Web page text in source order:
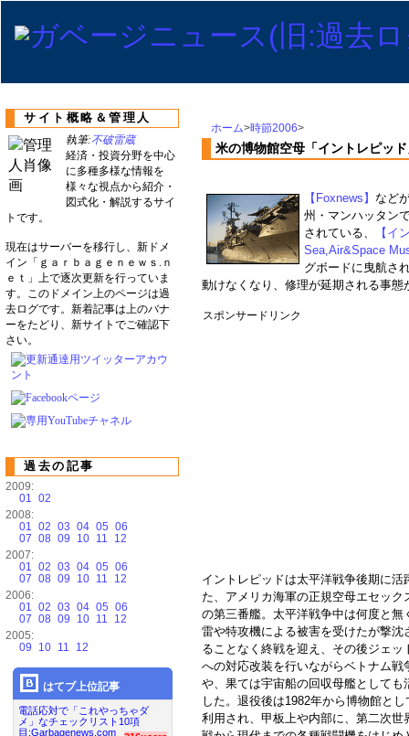
ホーム>時節2006>
米の博物館空母「イントレピッ
【Foxnews】 など
州・マンハッタン
されている、
【イ
Sea,Air&Space
グボードに曳航さ
動けなくなり、修理が延期される事態
スポンサードリンク
イントレピッドは太平洋戦争後期に活
た、アメリカ海軍の正規空母エセック
の第三番艦。太平洋戦争中は何度と無
雷や特攻機による被害を受けたが撃沈
ることなく終戦を迎え、その後ジェッ
への対応改装を行いながらベトナム戦
や、果ては宇宙船の回収母艦としても
した。退役後は1982年から博物館とし
利用され、甲板上や内部に、第二次世
サイト概略＆管理人
執筆:不破雷蔵
経済・投資分野を中心
に多種多様な情報を
様々な視点から紹介・
図式化・解説するサイ
トです。
現在はサーバーを移行し、新ドメ
イン「ｇａｒｂａｇｅｎｅｗｓ.ｎ
ｅｔ」上で逐次更新を行っていま
す。このドメイン上のページは過
去ログです。新着記事は上のバナ
ーをたどり、新サイトでご確認下
さい。
過去の記事
2009:
01 02
2008:
01 02 03 04 05 06
07 08 09 10 11
12
2007:
01 02 03 04 05 06
07 08 09 10 11
12
2006:
01 02 03 04 05 06
07 08 09 10 11
12
2005:
09
10 11 12
はてブ上位記事
電話応対で「これやっちゃダ
メ」なチェックリスト10項
目:Garbagenews.com